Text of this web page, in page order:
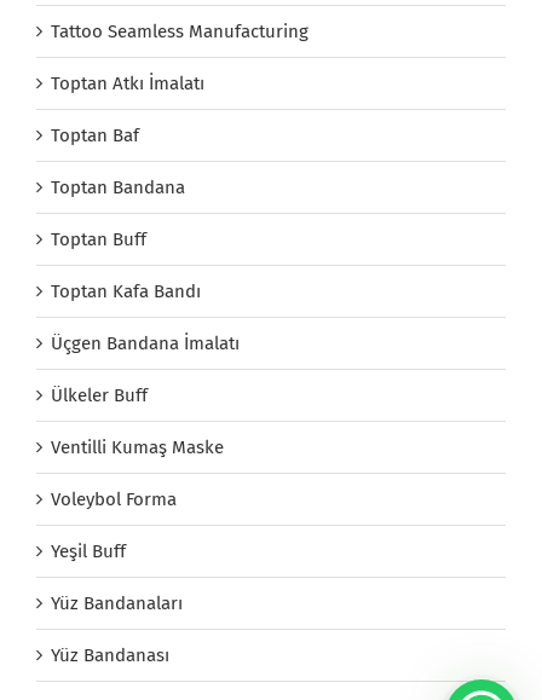
Tattoo Seamless Manufacturing
Toptan Atkı İmalatı
Toptan Baf
Toptan Bandana
Toptan Buff
Toptan Kafa Bandı
Üçgen Bandana İmalatı
Ülkeler Buff
Ventilli Kumaş Maske
Voleybol Forma
Yeşil Buff
Yüz Bandanaları
Yüz Bandanası